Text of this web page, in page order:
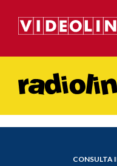
CONSULTA